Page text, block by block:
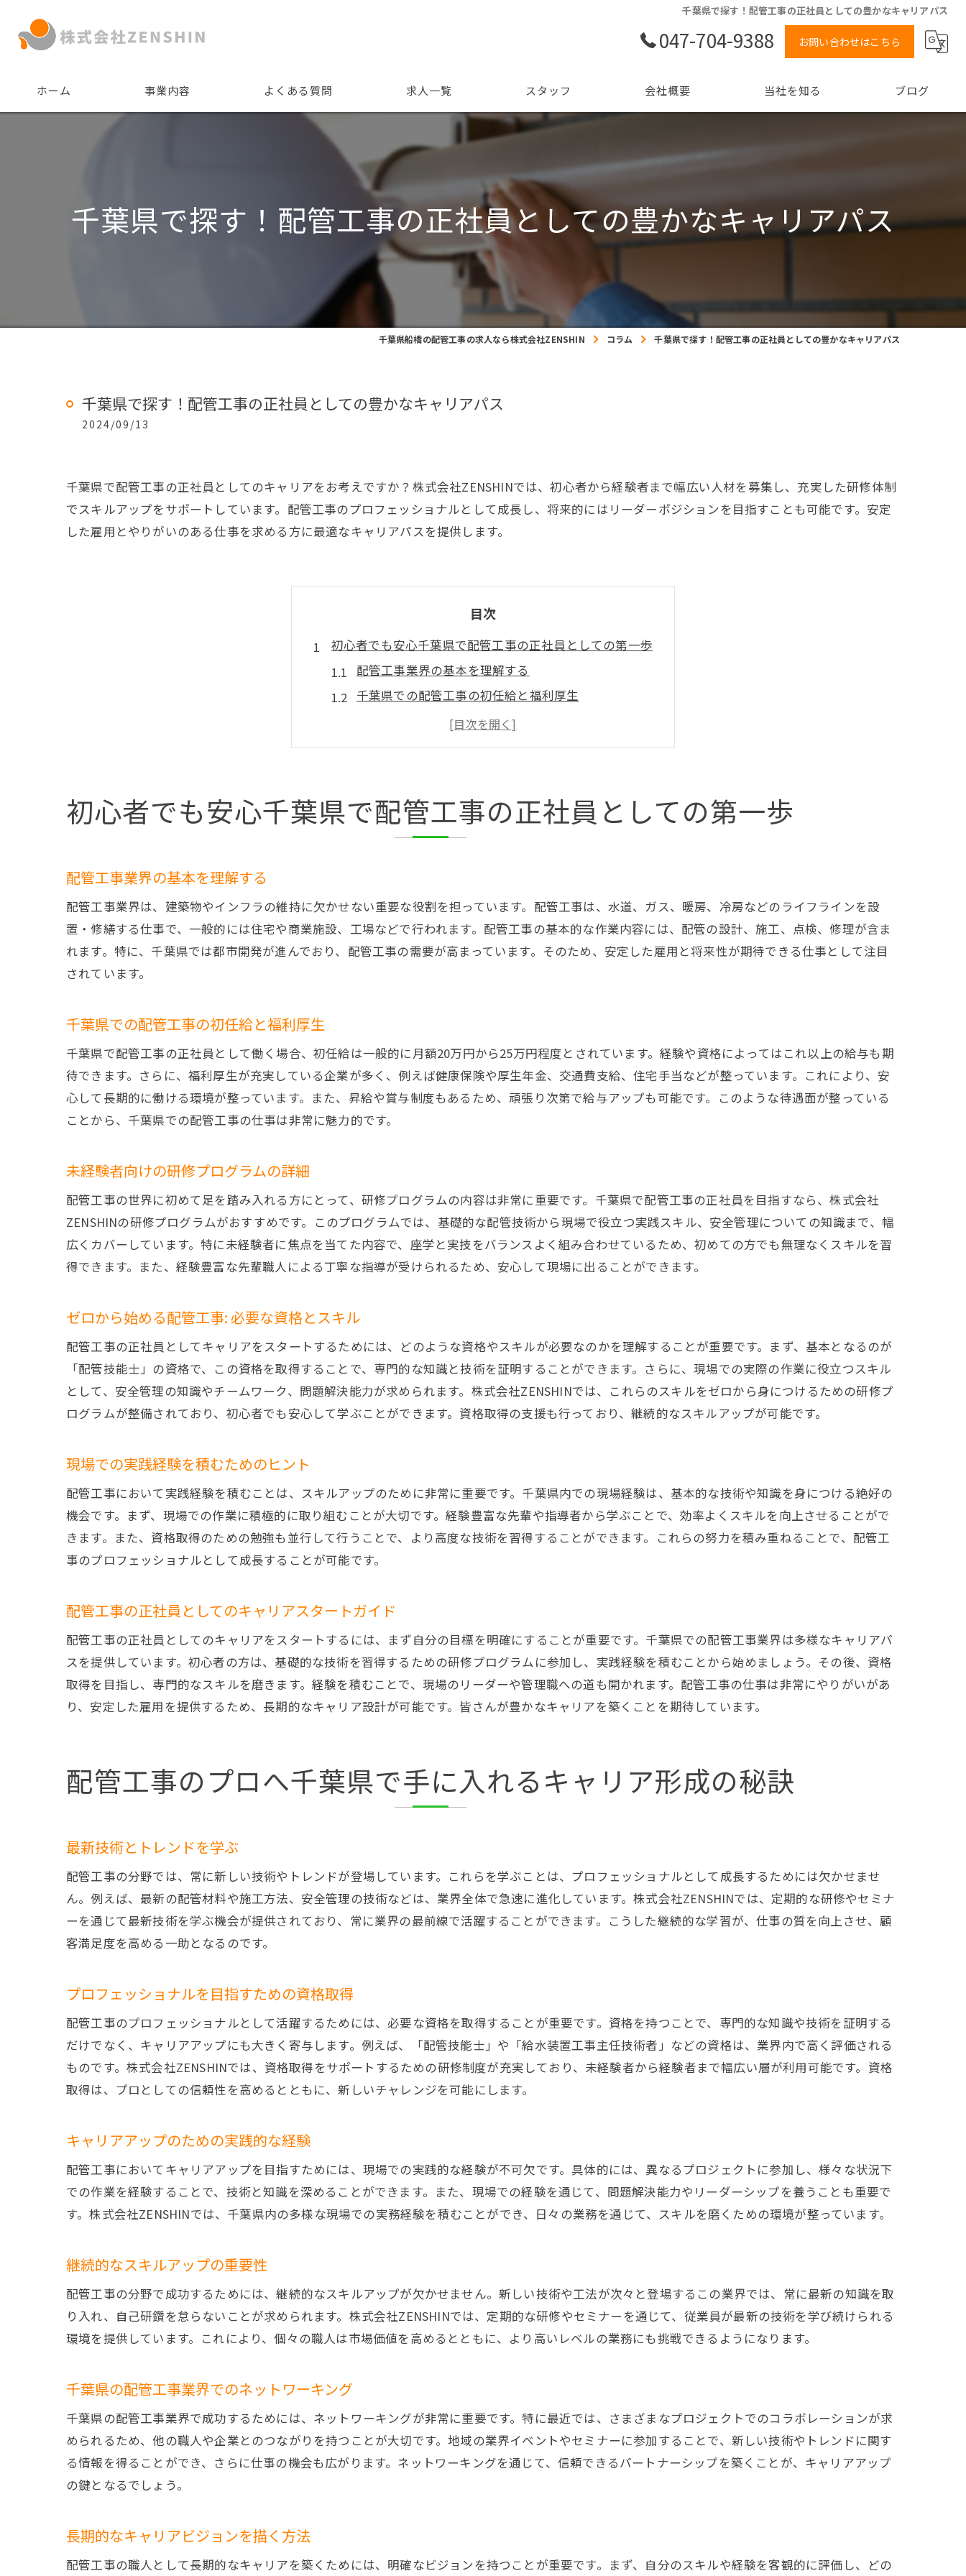
千葉県で探す！配管工事の正社員としての豊かなキャリアパス
047-704-9388 お問い合わせはこちら
ホーム 事業内容 よくある質問 求人一覧 スタッフ 会社概要 当社を知る
正社員
ブログ
千葉県で探す！配管工事の正社員としての豊かなキャリアパス
千葉県船橋の配管工事の求人なら株式会社ZENSHIN コラム 千葉県で探す！配管工事の正社員としての豊かなキャリアパス
千葉県で探す！配管工事の正社員としての豊かなキャリアパス
2024/09/13
千葉県で配管工事の正社員としてのキャリアをお考えですか？株式会社ZENSHINでは、初心者から経験者まで幅広い人材を募集し、充実した研修体制
でスキルアップをサポートしています。配管工事のプロフェッショナルとして成長し、将来的にはリーダーポジションを目指すことも可能です。安定
した雇用とやりがいのある仕事を求める方に最適なキャリアパスを提供します。
目次
初心者でも安心千葉県で配管工事の正社員としての第一歩
配管工事業界の基本を理解する
千葉県での配管工事の初任給と福利厚生
未経験者向けの研修プログラムの詳細
ゼロから始める配管工事: 必要な資格とスキル
配管工事の正社員としてのキャリアスタートガイド
配管工事のプロへ千葉県で手に入れるキャリア形成の秘訣
キャリアアップのための実践的な経験
継続的なスキルアップの重要性
千葉県の配管工事業界でのネットワーキング
初歩から学べる研修プログラムの魅力
実務を通じて学ぶ配管工事の基本技術
スキルアップを支えるサポート体制
千葉県での配管工事の求人情報と応募方法
リーダーシップスキルを磨くための方法
効果的なチームマネジメントのコツ
現場での問題解決力を高める
リーダーとしてのコミュニケーションスキル
リーダーを目指すための継続的な学習と成長
配管工事の魅力千葉県で安定した正社員のキャリアパス
配管工事業界の将来性と安定性
千葉県の配管工事企業の魅力と特長
安定した収入と福利厚生の充実
長期的なキャリアパスを描くためのポイント
スキルと経験を積む千葉県の配管工事で見る未来
配管工事で得られる多様なスキル
千葉県の配管工事業界の未来展望
未来のリーダーを目指すためのキャリアデザイン
配管工事の専門性をさらに高める方法
配管工事の正社員千葉県での豊かなキャリアとその先
専門職としての誇りと責任
キャリアを通じて得られる成長と満足感
配管工事の専門性を磨く千葉県でキャリアアップする方法
専門的な資格とトレーニング
技術革新に対応するためのスキルアップ
他業界とのスキル融合で広がる可能性
初心者でも安心千葉県で配管工事の正社員としての第一歩
配管工事業界の基本を理解する
配管工事業界は、建築物やインフラの維持に欠かせない重要な役割を担っています。配管工事は、水道、ガス、暖房、冷房などのライフラインを設
置・修繕する仕事で、一般的には住宅や商業施設、工場などで行われます。配管工事の基本的な作業内容には、配管の設計、施工、点検、修理が含ま
れます。特に、千葉県では都市開発が進んでおり、配管工事の需要が高まっています。そのため、安定した雇用と将来性が期待できる仕事として注目
されています。
千葉県での配管工事の初任給と福利厚生
千葉県で配管工事の正社員として働く場合、初任給は一般的に月額20万円から25万円程度とされています。経験や資格によってはこれ以上の給与も期
待できます。さらに、福利厚生が充実している企業が多く、例えば健康保険や厚生年金、交通費支給、住宅手当などが整っています。これにより、安
心して長期的に働ける環境が整っています。また、昇給や賞与制度もあるため、頑張り次第で給与アップも可能です。このような待遇面が整っている
ことから、千葉県での配管工事の仕事は非常に魅力的です。
未経験者向けの研修プログラムの詳細
配管工事の世界に初めて足を踏み入れる方にとって、研修プログラムの内容は非常に重要です。千葉県で配管工事の正社員を目指すなら、株式会社
ZENSHINの研修プログラムがおすすめです。このプログラムでは、基礎的な配管技術から現場で役立つ実践スキル、安全管理についての知識まで、幅
広くカバーしています。特に未経験者に焦点を当てた内容で、座学と実技をバランスよく組み合わせているため、初めての方でも無理なくスキルを習
得できます。また、経験豊富な先輩職人による丁寧な指導が受けられるため、安心して現場に出ることができます。
ゼロから始める配管工事: 必要な資格とスキル
配管工事の正社員としてキャリアをスタートするためには、どのような資格やスキルが必要なのかを理解することが重要です。まず、基本となるのが
「配管技能士」の資格で、この資格を取得することで、専門的な知識と技術を証明することができます。さらに、現場での実際の作業に役立つスキル
として、安全管理の知識やチームワーク、問題解決能力が求められます。株式会社ZENSHINでは、これらのスキルをゼロから身につけるための研修プ
ログラムが整備されており、初心者でも安心して学ぶことができます。資格取得の支援も行っており、継続的なスキルアップが可能です。
現場での実践経験を積むためのヒント
配管工事において実践経験を積むことは、スキルアップのために非常に重要です。千葉県内での現場経験は、基本的な技術や知識を身につける絶好の
機会です。まず、現場での作業に積極的に取り組むことが大切です。経験豊富な先輩や指導者から学ぶことで、効率よくスキルを向上させることがで
きます。また、資格取得のための勉強も並行して行うことで、より高度な技術を習得することができます。これらの努力を積み重ねることで、配管工
事のプロフェッショナルとして成長することが可能です。
配管工事の正社員としてのキャリアスタートガイド
配管工事の正社員としてのキャリアをスタートするには、まず自分の目標を明確にすることが重要です。千葉県での配管工事業界は多様なキャリアパ
スを提供しています。初心者の方は、基礎的な技術を習得するための研修プログラムに参加し、実践経験を積むことから始めましょう。その後、資格
取得を目指し、専門的なスキルを磨きます。経験を積むことで、現場のリーダーや管理職への道も開かれます。配管工事の仕事は非常にやりがいがあ
り、安定した雇用を提供するため、長期的なキャリア設計が可能です。皆さんが豊かなキャリアを築くことを期待しています。
配管工事のプロへ千葉県で手に入れるキャリア形成の秘訣
最新技術とトレンドを学ぶ
配管工事の分野では、常に新しい技術やトレンドが登場しています。これらを学ぶことは、プロフェッショナルとして成長するためには欠かせませ
ん。例えば、最新の配管材料や施工方法、安全管理の技術などは、業界全体で急速に進化しています。株式会社ZENSHINでは、定期的な研修やセミナ
ーを通じて最新技術を学ぶ機会が提供されており、常に業界の最前線で活躍することができます。こうした継続的な学習が、仕事の質を向上させ、顧
客満足度を高める一助となるのです。
プロフェッショナルを目指すための資格取得
配管工事のプロフェッショナルとして活躍するためには、必要な資格を取得することが重要です。資格を持つことで、専門的な知識や技術を証明する
だけでなく、キャリアアップにも大きく寄与します。例えば、「配管技能士」や「給水装置工事主任技術者」などの資格は、業界内で高く評価される
ものです。株式会社ZENSHINでは、資格取得をサポートするための研修制度が充実しており、未経験者から経験者まで幅広い層が利用可能です。資格
取得は、プロとしての信頼性を高めるとともに、新しいチャレンジを可能にします。
キャリアアップのための実践的な経験
配管工事においてキャリアアップを目指すためには、現場での実践的な経験が不可欠です。具体的には、異なるプロジェクトに参加し、様々な状況下
での作業を経験することで、技術と知識を深めることができます。また、現場での経験を通じて、問題解決能力やリーダーシップを養うことも重要で
す。株式会社ZENSHINでは、千葉県内の多様な現場での実務経験を積むことができ、日々の業務を通じて、スキルを磨くための環境が整っています。
継続的なスキルアップの重要性
配管工事の分野で成功するためには、継続的なスキルアップが欠かせません。新しい技術や工法が次々と登場するこの業界では、常に最新の知識を取
り入れ、自己研鑽を怠らないことが求められます。株式会社ZENSHINでは、定期的な研修やセミナーを通じて、従業員が最新の技術を学び続けられる
環境を提供しています。これにより、個々の職人は市場価値を高めるとともに、より高いレベルの業務にも挑戦できるようになります。
千葉県の配管工事業界でのネットワーキング
千葉県の配管工事業界で成功するためには、ネットワーキングが非常に重要です。特に最近では、さまざまなプロジェクトでのコラボレーションが求
められるため、他の職人や企業とのつながりを持つことが大切です。地域の業界イベントやセミナーに参加することで、新しい技術やトレンドに関す
る情報を得ることができ、さらに仕事の機会も広がります。ネットワーキングを通じて、信頼できるパートナーシップを築くことが、キャリアアップ
の鍵となるでしょう。
長期的なキャリアビジョンを描く方法
配管工事の職人として長期的なキャリアを築くためには、明確なビジョンを持つことが重要です。まず、自分のスキルや経験を客観的に評価し、どの